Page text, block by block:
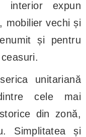
expun
mobilier vechi și
și pentru
unitariană
cele mai
din zonă,
Simplitatea și